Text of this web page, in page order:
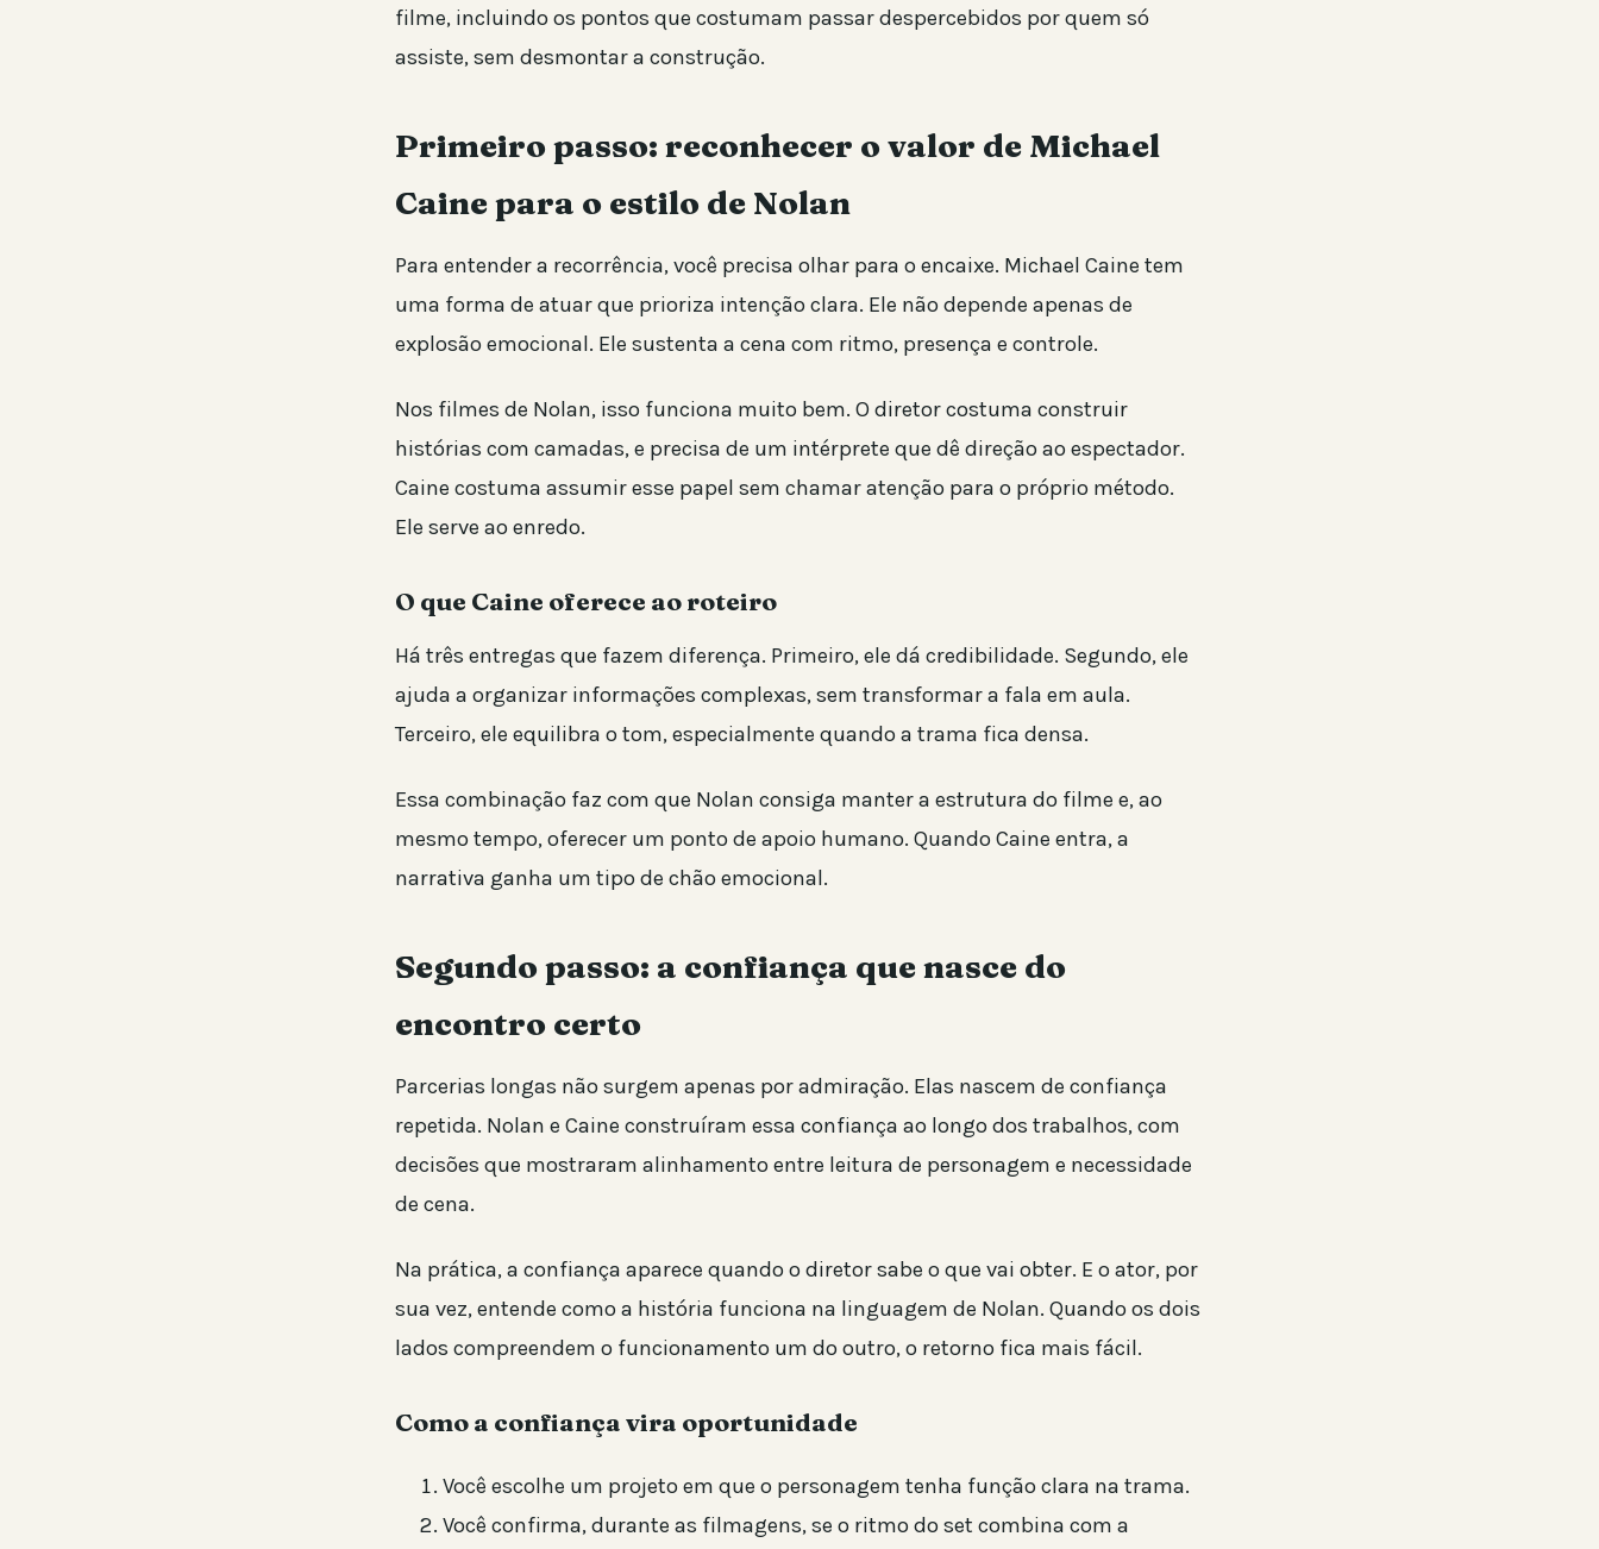
filme, incluindo os pontos que costumam passar despercebidos por quem só
assiste, sem desmontar a construção.
Primeiro passo: reconhecer o valor de Michael
Caine para o estilo de Nolan
Para entender a recorrência, você precisa olhar para o encaixe. Michael Caine tem
uma forma de atuar que prioriza intenção clara. Ele não depende apenas de
explosão emocional. Ele sustenta a cena com ritmo, presença e controle.
Nos filmes de Nolan, isso funciona muito bem. O diretor costuma construir
histórias com camadas, e precisa de um intérprete que dê direção ao espectador.
Caine costuma assumir esse papel sem chamar atenção para o próprio método.
Ele serve ao enredo.
O que Caine oferece ao roteiro
Há três entregas que fazem diferença. Primeiro, ele dá credibilidade. Segundo, ele
ajuda a organizar informações complexas, sem transformar a fala em aula.
Terceiro, ele equilibra o tom, especialmente quando a trama fica densa.
Essa combinação faz com que Nolan consiga manter a estrutura do filme e, ao
mesmo tempo, oferecer um ponto de apoio humano. Quando Caine entra, a
narrativa ganha um tipo de chão emocional.
Segundo passo: a confiança que nasce do
encontro certo
Parcerias longas não surgem apenas por admiração. Elas nascem de confiança
repetida. Nolan e Caine construíram essa confiança ao longo dos trabalhos, com
decisões que mostraram alinhamento entre leitura de personagem e necessidade
de cena.
Na prática, a confiança aparece quando o diretor sabe o que vai obter. E o ator, por
sua vez, entende como a história funciona na linguagem de Nolan. Quando os dois
lados compreendem o funcionamento um do outro, o retorno fica mais fácil.
Como a confiança vira oportunidade
Você escolhe um projeto em que o personagem tenha função clara na trama.
Você confirma, durante as filmagens, se o ritmo do set combina com a